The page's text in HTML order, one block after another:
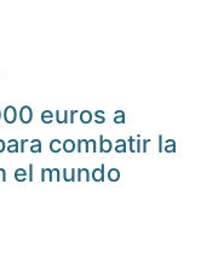
euros a
combatir la
el mundo